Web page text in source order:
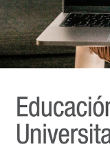
Educación